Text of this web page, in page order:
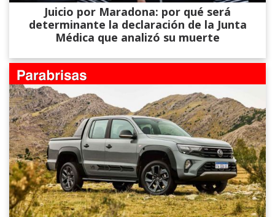
Juicio por Maradona: por qué será
determinante la declaración de la Junta
Médica que analizó su muerte